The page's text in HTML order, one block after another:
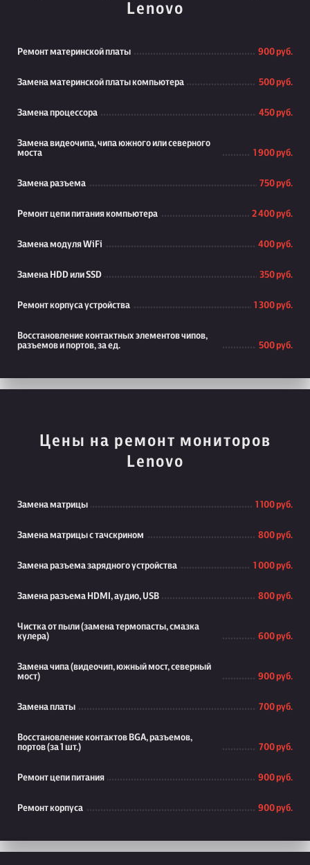
Lenovo
Ремонт материнской платы 900 руб.
Замена материнской платы компьютера 500 руб.
Замена процессора 450 руб.
Замена видеочипа, чипа южного или северного
моста
1 900 руб.
Замена разъема 750 руб.
Ремонт цепи питания компьютера 2 400 руб.
Замена модуля WiFi 400 руб.
Замена HDD или SSD 350 руб.
Ремонт корпуса устройства 1 300 руб.
Восстановление контактных элементов чипов,
разъемов и портов, за ед.
500 руб.
Цены на ремонт мониторов
Lenovo
Замена матрицы 1 100 руб.
Замена матрицы с тачскрином 800 руб.
Замена разъема зарядного устройства 1 000 руб.
Замена разъема HDMI, аудио, USB 800 руб.
Чистка от пыли (замена термопасты, смазка
кулера)
600 руб.
Замена чипа (видеочип, южный мост, северный
мост)
900 руб.
Замена платы 700 руб.
Восстановление контактов BGA, разъемов,
портов (за 1 шт.)
700 руб.
Ремонт цепи питания 900 руб.
Ремонт корпуса 900 руб.